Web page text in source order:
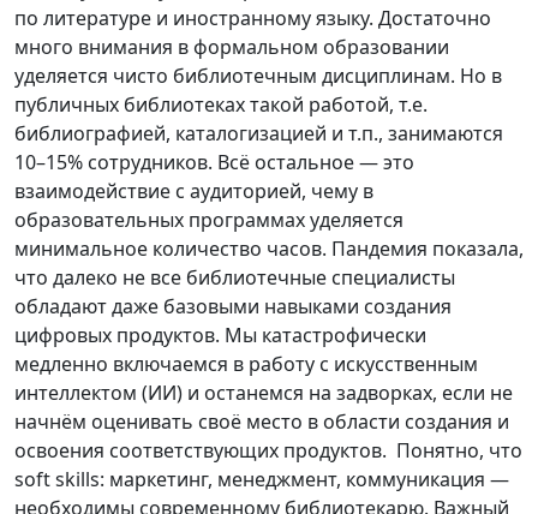
по литературе и иностранному языку. Достаточно
много внимания в формальном образовании
уделяется чисто библиотечным дисциплинам. Но в
публичных библиотеках такой работой, т.е.
библиографией, каталогизацией и т.п., занимаются
10–15% сотрудников. Всё остальное — это
взаимодействие с аудиторией, чему в
образовательных программах уделяется
минимальное количество часов. Пандемия показала,
что далеко не все библиотечные специалисты
обладают даже базовыми навыками создания
цифровых продуктов. Мы катастрофически
медленно включаемся в работу с искусственным
интеллектом (ИИ) и останемся на задворках, если не
начнём оценивать своё место в области создания и
освоения соответствующих продуктов. Понятно, что
soft skills: маркетинг, менеджмент, коммуникация —
необходимы современному библиотекарю. Важный